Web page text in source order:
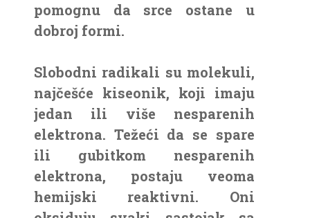
pomognu da srce ostane u
dobroj formi.
Slobodni radikali su molekuli,
najčešće kiseonik, koji imaju
jedan ili više nesparenih
elektrona. Težeći da se spare
ili gubitkom nesparenih
elektrona, postaju veoma
hemijski reaktivni. Oni